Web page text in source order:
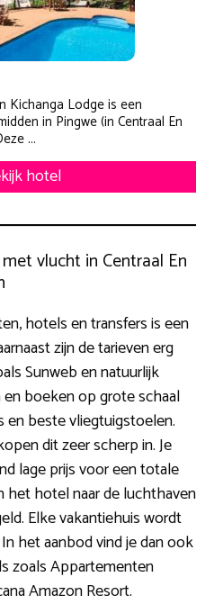
Kichanga Lodge is een
in Pingwe (in Centraal En
...
hotel
vlucht in Centraal En
hotels en transfers is een
zijn de tarieven erg
Sunweb en natuurlijk
boeken op grote schaal
beste vliegtuigstoelen.
dit zeer scherp in. Je
lage prijs voor een totale
het hotel naar de luchthaven
Elke vakantiehuis wordt
het aanbod vind je dan ook
zoals Appartementen
Amazon Resort.